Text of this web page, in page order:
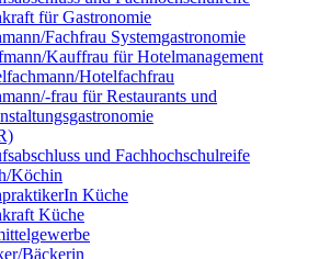
für Gastronomie
Fachfrau Systemgastronomie
Kauffrau für Hotelmanagement
Hotelfachfrau
frau für Restaurants und
und Fachhochschulreife
Köchin
Küche
Küche
Bäckerin